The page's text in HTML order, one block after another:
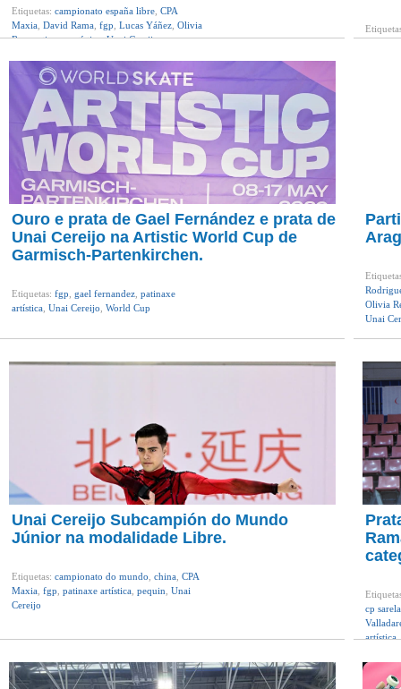
Etiquetas: campionato españa libre CPA
Maxia David Rama fgp Lucas Yáñez Olivia
Rey,patinaxe artística,Unai Cereijo
Ouro e prata de Gael Fernández e prata de
Unai Cereijo na Artistic World Cup de
Garmisch-Partenkirchen.
Etiquetas: fgp gael fernandez patinaxe
artística Unai Cereijo World Cup
Olivia
Unai
Unai Cereijo Subcampión do Mundo
Júnior na modalidade Libre.
Etiquetas: campionato do mundo china CPA
Maxia fgp patinaxe artística pequin Unai
Cereijo
cp sarela
artística,